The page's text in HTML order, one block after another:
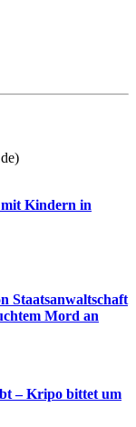
Kindern in
Staatsanwaltschaft
Mord an
– Kripo bittet um